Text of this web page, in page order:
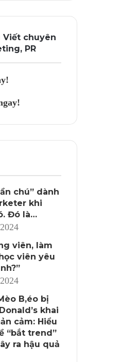
Viết chuyên
PR
chú” dành
khi
Đó là…
viên, làm
viên yêu
B,éo bị
khai
cảm: Hiểu
“bắt trend”
ra hậu quả